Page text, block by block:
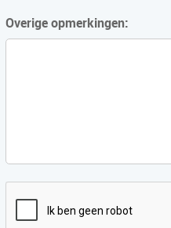
Overige opmerkingen:
CAPTCHA